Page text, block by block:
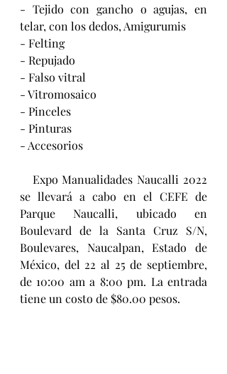
- Tejido con gancho o agujas, en
telar, con los dedos, Amigurumis
- Felting
- Repujado
- Falso vitral
- Vitromosaico
- Pinceles
- Pinturas
- Accesorios
se llevará a cabo en el CEFE de
Parque Naucalli, ubicado en
Boulevard de la Santa Cruz S/N,
Boulevares, Naucalpan, Estado de
México, del 22 al 25 de septiembre,
de 10:00 am a 8:00 pm. La entrada
tiene un costo de $80.00 pesos.